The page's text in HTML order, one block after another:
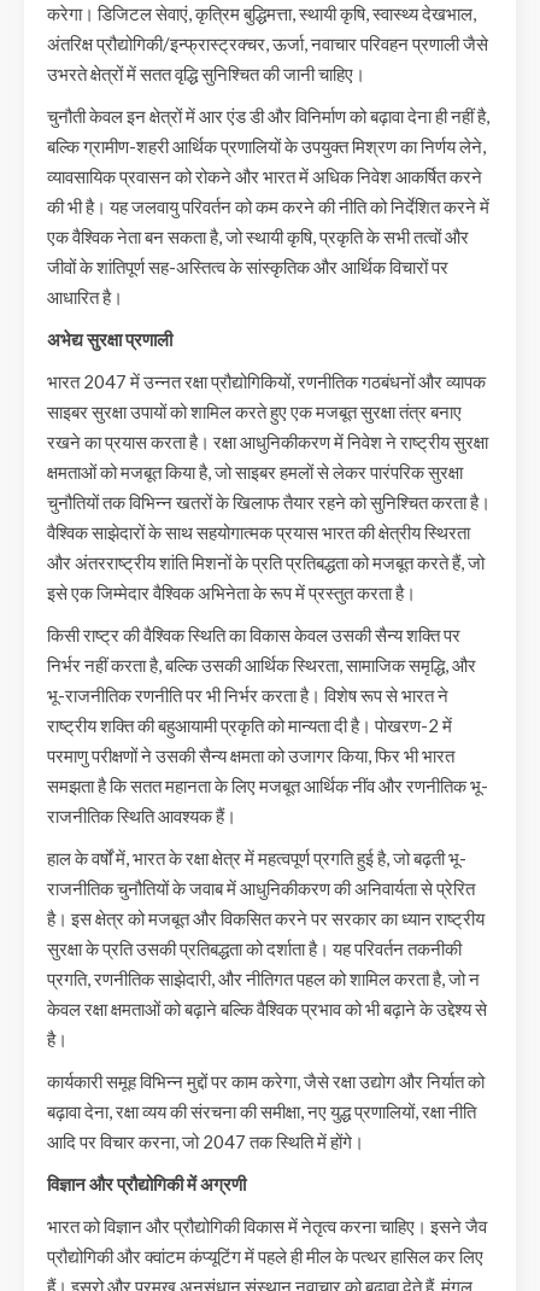
करेगा। डिजिटल सेवाएं, कृत्रिम बुद्धिमत्ता, स्थायी कृषि, स्वास्थ्य देखभाल,
अंतरिक्ष प्रौद्योगिकी/इन्फ्रास्ट्रक्चर, ऊर्जा, नवाचार परिवहन प्रणाली जैसे
उभरते क्षेत्रों में सतत वृद्धि सुनिश्चित की जानी चाहिए।
चुनौती केवल इन क्षेत्रों में आर एंड डी और विनिर्माण को बढ़ावा देना ही नहीं है,
बल्कि ग्रामीण-शहरी आर्थिक प्रणालियों के उपयुक्त मिश्रण का निर्णय लेने,
व्यावसायिक प्रवासन को रोकने और भारत में अधिक निवेश आकर्षित करने
की भी है। यह जलवायु परिवर्तन को कम करने की नीति को निर्देशित करने में
एक वैश्विक नेता बन सकता है, जो स्थायी कृषि, प्रकृति के सभी तत्वों और
जीवों के शांतिपूर्ण सह-अस्तित्व के सांस्कृतिक और आर्थिक विचारों पर
आधारित है।
अभेद्य सुरक्षा प्रणाली
भारत 2047 में उन्नत रक्षा प्रौद्योगिकियों, रणनीतिक गठबंधनों और व्यापक
साइबर सुरक्षा उपायों को शामिल करते हुए एक मजबूत सुरक्षा तंत्र बनाए
रखने का प्रयास करता है। रक्षा आधुनिकीकरण में निवेश ने राष्ट्रीय सुरक्षा
क्षमताओं को मजबूत किया है, जो साइबर हमलों से लेकर पारंपरिक सुरक्षा
चुनौतियों तक विभिन्न खतरों के खिलाफ तैयार रहने को सुनिश्चित करता है।
वैश्विक साझेदारों के साथ सहयोगात्मक प्रयास भारत की क्षेत्रीय स्थिरता
और अंतरराष्ट्रीय शांति मिशनों के प्रति प्रतिबद्धता को मजबूत करते हैं, जो
इसे एक जिम्मेदार वैश्विक अभिनेता के रूप में प्रस्तुत करता है।
किसी राष्ट्र की वैश्विक स्थिति का विकास केवल उसकी सैन्य शक्ति पर
निर्भर नहीं करता है, बल्कि उसकी आर्थिक स्थिरता, सामाजिक समृद्धि, और
भू-राजनीतिक रणनीति पर भी निर्भर करता है। विशेष रूप से भारत ने
राष्ट्रीय शक्ति की बहुआयामी प्रकृति को मान्यता दी है। पोखरण-2 में
परमाणु परीक्षणों ने उसकी सैन्य क्षमता को उजागर किया, फिर भी भारत
समझता है कि सतत महानता के लिए मजबूत आर्थिक नींव और रणनीतिक भू-
राजनीतिक स्थिति आवश्यक हैं।
हाल के वर्षों में, भारत के रक्षा क्षेत्र में महत्वपूर्ण प्रगति हुई है, जो बढ़ती भू-
राजनीतिक चुनौतियों के जवाब में आधुनिकीकरण की अनिवार्यता से प्रेरित
है। इस क्षेत्र को मजबूत और विकसित करने पर सरकार का ध्यान राष्ट्रीय
सुरक्षा के प्रति उसकी प्रतिबद्धता को दर्शाता है। यह परिवर्तन तकनीकी
प्रगति, रणनीतिक साझेदारी, और नीतिगत पहल को शामिल करता है, जो न
केवल रक्षा क्षमताओं को बढ़ाने बल्कि वैश्विक प्रभाव को भी बढ़ाने के उद्देश्य से
है।
कार्यकारी समूह विभिन्न मुद्दों पर काम करेगा, जैसे रक्षा उद्योग और निर्यात को
बढ़ावा देना, रक्षा व्यय की संरचना की समीक्षा, नए युद्ध प्रणालियों, रक्षा नीति
आदि पर विचार करना, जो 2047 तक स्थिति में होंगे।
विज्ञान और प्रौद्योगिकी में अग्रणी
भारत को विज्ञान और प्रौद्योगिकी विकास में नेतृत्व करना चाहिए। इसने जैव
प्रौद्योगिकी और क्वांटम कंप्यूटिंग में पहले ही मील के पत्थर हासिल कर लिए
हैं। इसरो और प्रमुख अनुसंधान संस्थान नवाचार को बढ़ावा देते हैं, मंगल